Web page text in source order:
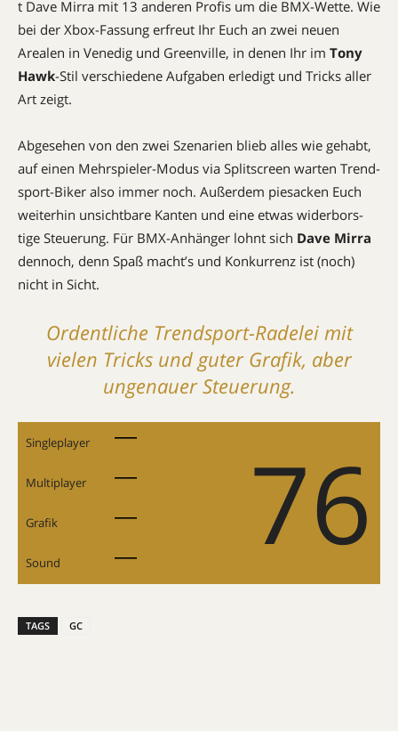
t Dave Mirra mit 13 anderen Profis um die BMX-Wette. Wie
bei der Xbox-Fassung erfreut Ihr Euch an zwei neuen
Arealen in Venedig und Greenville, in denen Ihr im Tony
Hawk-Stil verschiedene Aufgaben erledigt und Tricks aller
Art zeigt.
Abgesehen von den zwei Szenarien blieb alles wie gehabt,
auf einen Mehr­spie­ler-Mo­dus via Splitscreen warten Trend­
sport-Biker also immer noch. Außerdem piesacken Euch
weiterhin un­sicht­­bare Kanten und eine etwas widerbors­
tige Steue­rung. Für BMX-Anhän­ger lohnt sich Dave Mirra
dennoch, denn Spaß macht’s und Konkurrenz ist (noch)
nicht in Sicht.
Ordentliche Trendsport-Radelei mit
vielen Tricks und guter Grafik, aber
ungenauer Steuerung.
Singleplayer 76
Multiplayer
Grafik
Sound
TAGS GC